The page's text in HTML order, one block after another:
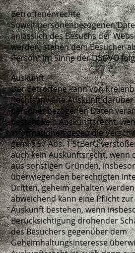
Betroffenenrechte
Soweit personenbezogenen
anlässlich des Besuchs der
werden, stehen dem Besucher
Person“ im Sinne der DSGVO
Auskunft
Der Betroffene kann von
Rechtsanwälte Auskunft
personenbezogenen Daten
besteht kein Auskunftsrecht,
Informationen gegen die
gem. § 57 Abs. 1 StBerG
auch kein Auskunftsrecht, wenn
aus sonstigen Gründen,
überwiegenden berechtigten
Dritten, geheim gehalten
abweichend kann eine Pflicht
Auskunft bestehen, wenn
Berücksichtigung drohender
des Besuchers gegenüber dem
Geheimhaltungsinteresse